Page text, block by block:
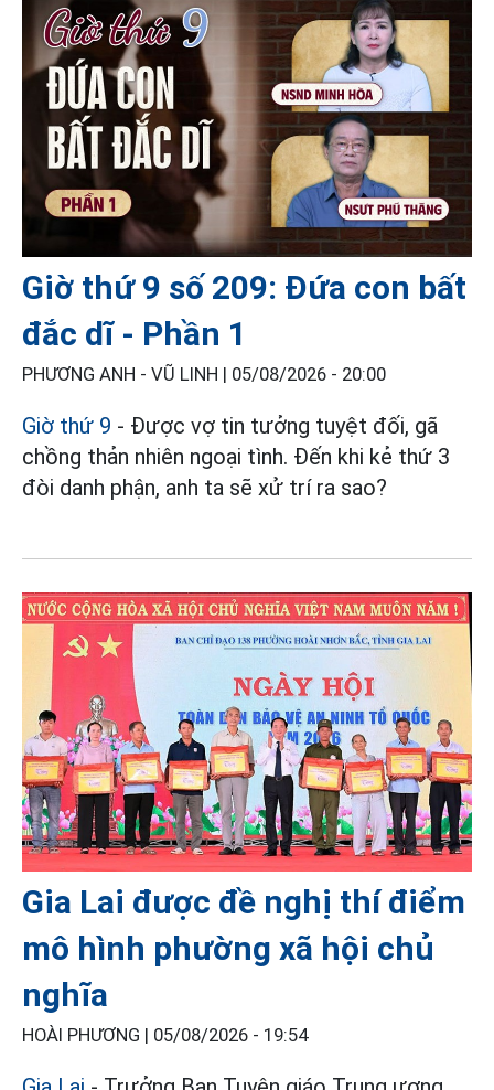
Giờ thứ 9 số 209: Đứa con bất
đắc dĩ - Phần 1
PHƯƠNG ANH - VŨ LINH | 05/08/2026 - 20:00
Giờ thứ 9 - Được vợ tin tưởng tuyệt đối, gã
chồng thản nhiên ngoại tình. Đến khi kẻ thứ 3
đòi danh phận, anh ta sẽ xử trí ra sao?
Gia Lai được đề nghị thí điểm
mô hình phường xã hội chủ
nghĩa
HOÀI PHƯƠNG | 05/08/2026 - 19:54